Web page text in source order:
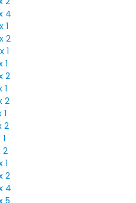
4
1
2
1
1
2
1
2
2
2
1
2
4
5